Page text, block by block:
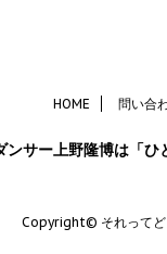
HOME 問い合
ンサー上野隆博は「ひ
Copyright© それってど